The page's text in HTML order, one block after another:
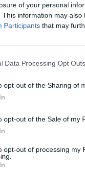
of your personal
This information may
Participants that may
Data Processing Opt Outs
opt-out of the Sharing of
opt-out of the Sale of my
opt-out of processing my
på